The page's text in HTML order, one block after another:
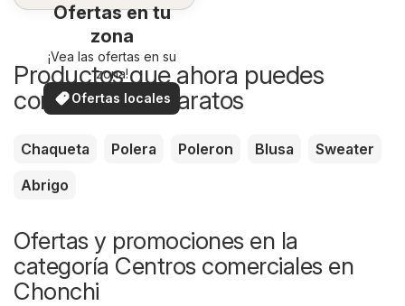
Ofertas en tu
zona
¡Vea las ofertas en su
zona!
Ofertas locales
Productos que ahora puedes
comprar más baratos
Chaqueta Polera Poleron Blusa
Sweater
Abrigo
Ofertas y promociones en la
categoría Centros comerciales en
Chonchi